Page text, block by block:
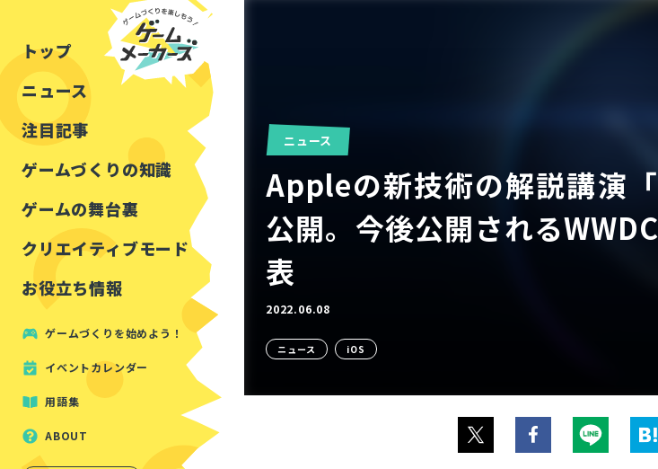
トップ
ニュース
注目記事
ゲームづくりの知識
見た目を良くする
ゲームの舞台裏
クリエイティブモード
お役立ち情報
アセットレビュー
ツール紹介
周辺機器・ハードウェア
ゲームづくりを始めよう！
イベントカレンダー
用語集
ABOUT
ニュース
Appleの新技術の解説講演
公開。今後公開される
表
2022.06.08
ニュース iOS